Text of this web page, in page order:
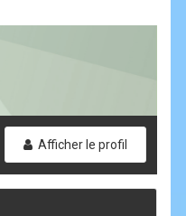
Afficher le profil